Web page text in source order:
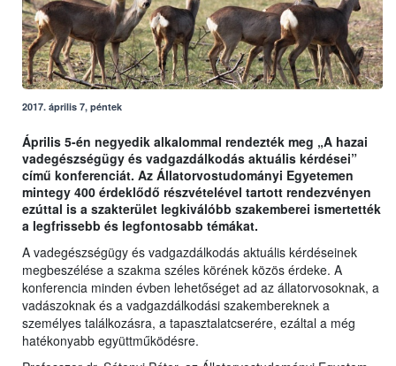
2017. április 7, péntek
Április 5-én negyedik alkalommal rendezték meg „A hazai
vadegészségügy és vadgazdálkodás aktuális kérdései”
című konferenciát. Az Állatorvostudományi Egyetemen
mintegy 400 érdeklődő részvételével tartott rendezvényen
ezúttal is a szakterület legkiválóbb szakemberei ismertették
a legfrissebb és legfontosabb témákat.
A vadegészségügy és vadgazdálkodás aktuális kérdéseinek
megbeszélése a szakma széles körének közös érdeke. A
konferencia minden évben lehetőséget ad az állatorvosoknak, a
vadászoknak és a vadgazdálkodási szakembereknek a
személyes találkozásra, a tapasztalatcserére, ezáltal a még
hatékonyabb együttműködésre.